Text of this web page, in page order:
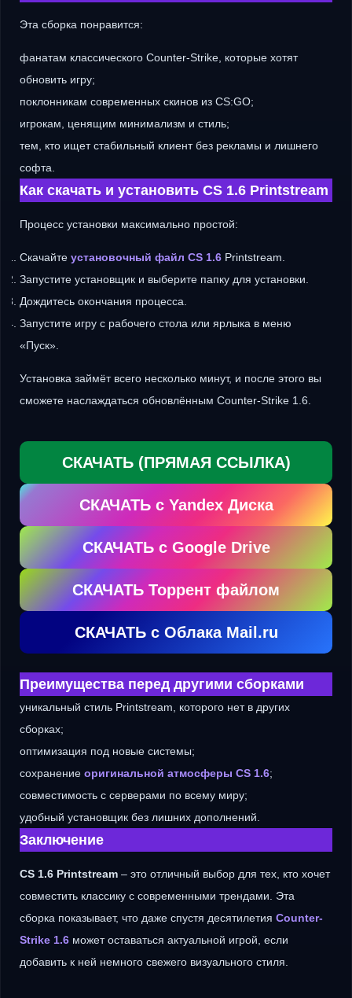
Эта сборка понравится:
фанатам классического Counter-Strike, которые хотят
обновить игру;
поклонникам современных скинов из CS:GO;
игрокам, ценящим минимализм и стиль;
тем, кто ищет стабильный клиент без рекламы и лишнего
софта.
Как скачать и установить CS 1.6 Printstream
Процесс установки максимально простой:
Скачайте установочный файл CS 1.6 Printstream.
Запустите установщик и выберите папку для установки.
Дождитесь окончания процесса.
Запустите игру с рабочего стола или ярлыка в меню
«Пуск».
Установка займёт всего несколько минут, и после этого вы
сможете наслаждаться обновлённым Counter-Strike 1.6.
СКАЧАТЬ (ПРЯМАЯ ССЫЛКА)
СКАЧАТЬ с Yandex Диска
СКАЧАТЬ с Google Drive
СКАЧАТЬ Торрент файлом
СКАЧАТЬ с Облака Mail.ru
Преимущества перед другими сборками
уникальный стиль Printstream, которого нет в других
сборках;
оптимизация под новые системы;
сохранение оригинальной атмосферы CS 1.6;
совместимость с серверами по всему миру;
удобный установщик без лишних дополнений.
Заключение
CS 1.6 Printstream – это отличный выбор для тех, кто хочет
совместить классику с современными трендами. Эта
сборка показывает, что даже спустя десятилетия Counter-
Strike 1.6 может оставаться актуальной игрой, если
добавить к ней немного свежего визуального стиля.